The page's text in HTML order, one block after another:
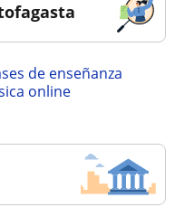
online